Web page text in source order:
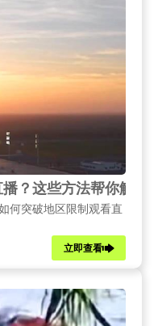
？这些方法帮你解决
何突破地区限制观看直
立即查看